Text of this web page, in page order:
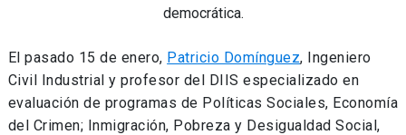
democrática.
El pasado 15 de enero, Patricio Domínguez, Ingeniero
Civil Industrial y profesor del DIIS especializado en
evaluación de programas de Políticas Sociales, Economía
del Crimen; Inmigración, Pobreza y Desigualdad Social,